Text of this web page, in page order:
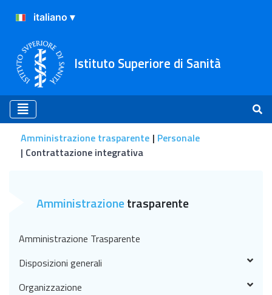
Istituto Superiore di Sanità
Amministrazione trasparente Personale
Contrattazione integrativa
Amministrazionetrasparente
Amministrazione Trasparente
Disposizioni generali
Organizzazione